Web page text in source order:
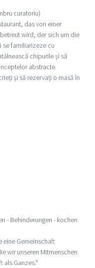
curatoriu)
das von einer
wird, der sich um die
se familiarizeze cu
chipurile și să
abstracte.
și să rezervați o masă în
- Behinderungen - kochen
eine Gemeinschaft
wir unseren Mitmenschen
als Ganzes."